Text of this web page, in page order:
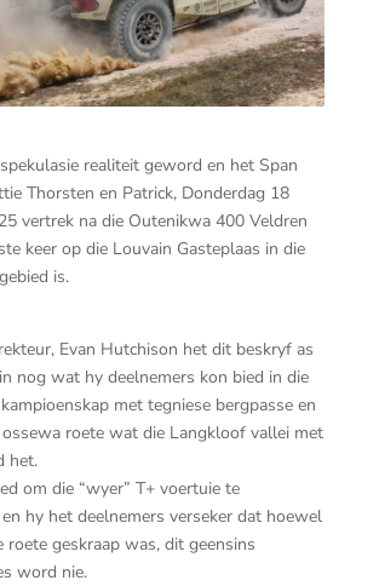
realiteit geword en het Span
Thorsten en Patrick, Donderdag 18
vertrek na die Outenikwa 400 Veldren
keer op die Louvain Gasteplaas in die
is.
Evan Hutchison het dit beskryf as
nog wat hy deelnemers kon bied in die
met tegniese bergpasse en
roete wat die Langkloof vallei met
het.
om die “wyer” T+ voertuie te
hy het deelnemers verseker dat hoewel
roete geskraap was, dit geensins
word nie.